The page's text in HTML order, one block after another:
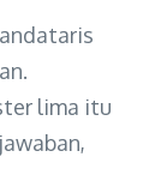
lima itu